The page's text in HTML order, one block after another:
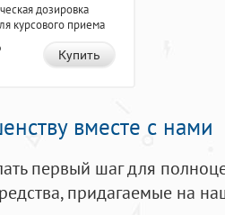
дозировка
курсового приема
Купить
вместе с нами
первый шаг для
придагаемые на